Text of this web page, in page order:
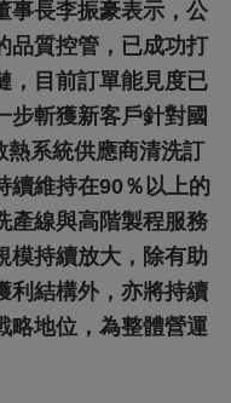
事長李振豪表示，公
品質控管，已成功打
，目前訂單能見度已
步斬獲新客戶針對國
系統供應商清洗訂
續維持在90％以上的
產線與高階製程服務
模持續放大，除有助
利結構外，亦將持續
略地位，為整體營運